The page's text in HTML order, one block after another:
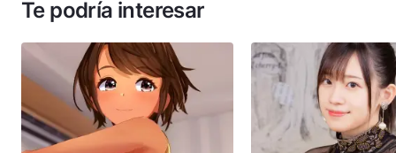
Te podría interesar